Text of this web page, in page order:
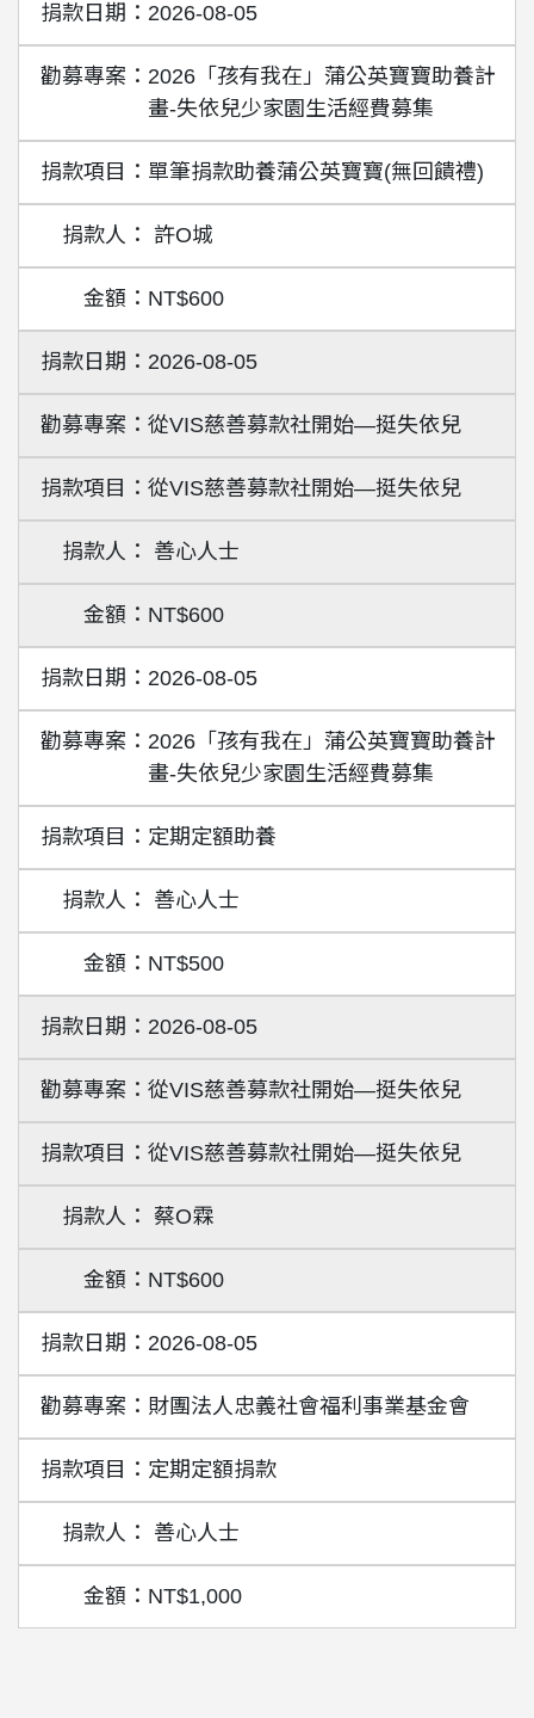
2026-08-05
2026「孩有我在」蒲公英寶寶助養計
畫-失依兒少家園生活經費募集
單筆捐款助養蒲公英寶寶(無回饋禮)
許O城
NT$600
2026-08-05
從VIS慈善募款社開始—挺失依兒
從VIS慈善募款社開始—挺失依兒
善心人士
NT$600
2026-08-05
2026「孩有我在」蒲公英寶寶助養計
畫-失依兒少家園生活經費募集
定期定額助養
善心人士
NT$500
2026-08-05
從VIS慈善募款社開始—挺失依兒
從VIS慈善募款社開始—挺失依兒
蔡O霖
NT$600
2026-08-05
財團法人忠義社會福利事業基金會
定期定額捐款
善心人士
NT$1,000